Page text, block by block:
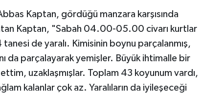
Kaptan, gördüğü manzara karşısında
Kaptan, "Sabah 04.00-05.00 civarı kurtlar
de yaralı. Kimisinin boynu parçalanmış,
da parçalayarak yemişler. Büyük ihtimalle bir
uzaklaşmışlar. Toplam 43 koyunum vardı,
kalanlar çok az. Yaralıların da iyileşeceği